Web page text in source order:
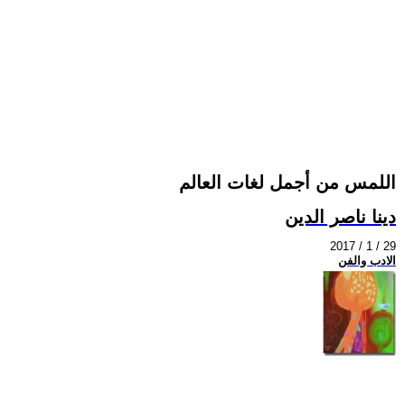
اللمس من أجمل لغات العالم
دينا ناصر الدين
2017 / 1 / 29
الادب والفن